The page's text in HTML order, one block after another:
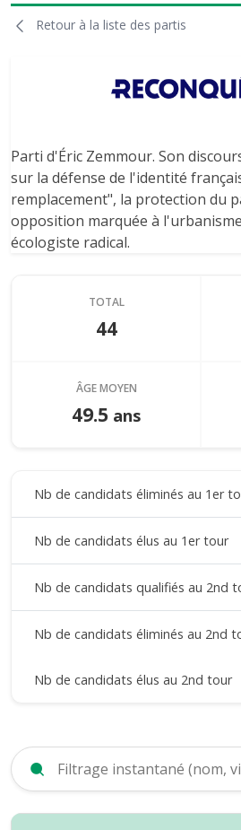
Retour à la liste des partis
Parti d'Éric Zemmour. Son
sur la défense de l'identité
remplacement", la protection du
opposition marquée à
écologiste radical.
TOTAL
44
ÂGE MOYEN
49.5 ans
Nb de candidats éliminés au 1er
Nb de candidats élus au 1er tour
Nb de candidats qualifiés au 2nd
Nb de candidats éliminés au 2nd
Nb de candidats élus au 2nd tour